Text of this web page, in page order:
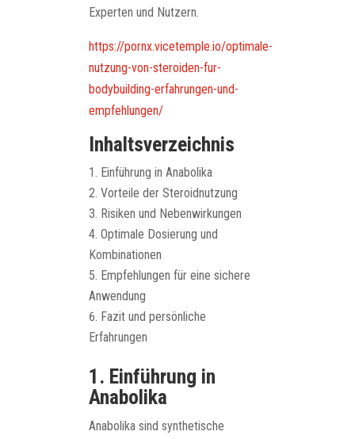
Experten und Nutzern.
https://pornx.vicetemple.io/optimale-
nutzung-von-steroiden-fur-
bodybuilding-erfahrungen-und-
empfehlungen/
Inhaltsverzeichnis
Einführung in Anabolika
Vorteile der Steroidnutzung
Risiken und Nebenwirkungen
Optimale Dosierung und
Kombinationen
Empfehlungen für eine sichere
Anwendung
Fazit und persönliche
Erfahrungen
1. Einführung in
Anabolika
Anabolika sind synthetische